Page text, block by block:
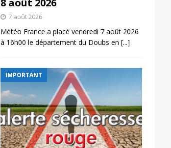
8 août 2026
7 août 2026
Météo France a placé vendredi 7 août 2026
à 16h00 le département du Doubs en [...]
IMPORTANT